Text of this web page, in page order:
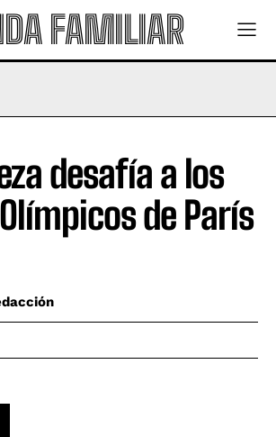
FAMILIAR
desafía a los
de París